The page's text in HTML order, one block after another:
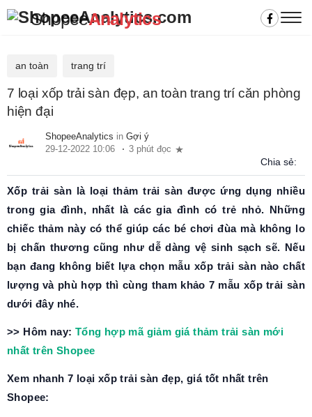
ShopeeAnalytics
an toàn trang trí
7 loại xốp trải sàn đẹp, an toàn trang trí căn phòng
hiện đại
ShopeeAnalytics in Gợi ý
29-12-2022 10:06
3 phút đọc
Chia sẻ:
Xốp trải sàn là loại thảm trải sàn được ứng dụng nhiều
trong gia đình, nhất là các gia đình có trẻ nhỏ. Những
chiếc thảm này có thể giúp các bé chơi đùa mà không lo
bị chấn thương cũng như dễ dàng vệ sinh sạch sẽ. Nếu
bạn đang không biết lựa chọn mẫu xốp trải sàn nào chất
lượng và phù hợp thì cùng tham khảo 7 mẫu xốp trải sàn
dưới đây nhé.
>> Hôm nay: Tổng hợp mã giảm giá thảm trải sàn mới
nhất trên Shopee
Xem nhanh 7 loại xốp trải sàn đẹp, giá tốt nhất trên
Shopee: